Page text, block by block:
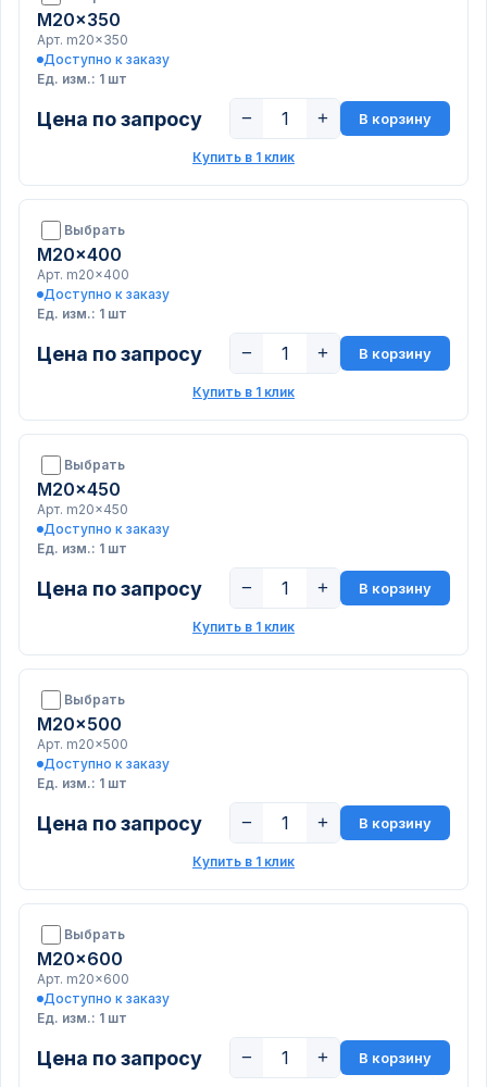
M20x350
Арт. m20x350
Доступно к заказу
Ед. изм.: 1 шт
Цена по запросу − + В корзину
Купить в 1 клик
Выбрать
M20x400
Арт. m20x400
Доступно к заказу
Ед. изм.: 1 шт
Цена по запросу − + В корзину
Купить в 1 клик
Выбрать
M20x450
Арт. m20x450
Доступно к заказу
Ед. изм.: 1 шт
Цена по запросу − + В корзину
Купить в 1 клик
Выбрать
M20x500
Арт. m20x500
Доступно к заказу
Ед. изм.: 1 шт
Цена по запросу − + В корзину
Купить в 1 клик
Выбрать
M20x600
Арт. m20x600
Доступно к заказу
Ед. изм.: 1 шт
Цена по запросу − + В корзину